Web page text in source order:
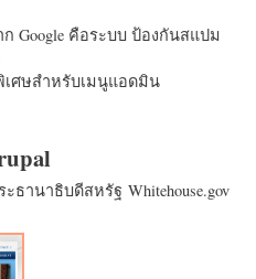
Google คือระบบ ป้องกันสแปม
ศษสำหรับเมนูแอดมิน
ธานาธิบดีสหรัฐ Whitehouse.gov